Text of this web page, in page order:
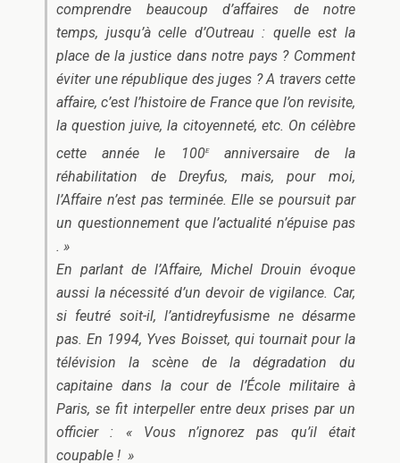
comprendre beaucoup d’affaires de notre
temps, jusqu’à celle d’Outreau : quelle est la
place de la justice dans notre pays ? Comment
éviter une république des juges ? A travers cette
affaire, c’est l’histoire de France que l’on revisite,
la question juive, la citoyenneté, etc. On célèbre
cette année le 100eanniversaire de la
réhabilitation de Dreyfus, mais, pour moi,
l’Affaire n’est pas terminée. Elle se poursuit par
un questionnement que l’actualité n’épuise pas
. »
En parlant de l’Affaire, Michel Drouin évoque
aussi la nécessité d’un devoir de vigilance. Car,
si feutré soit-il, l’antidreyfusisme ne désarme
pas. En 1994, Yves Boisset, qui tournait pour la
télévision la scène de la dégradation du
capitaine dans la cour de l’École militaire à
Paris, se fit interpeller entre deux prises par un
officier : « Vous n’ignorez pas qu’il était
coupable ! »